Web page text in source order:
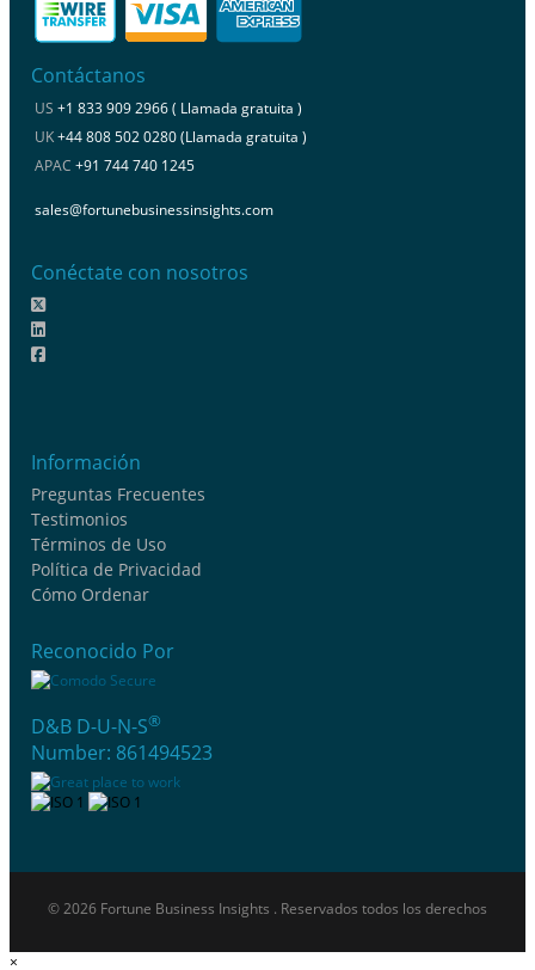
Contáctanos
US +1 833 909 2966 ( Llamada gratuita )
UK+44 808 502 0280 (Llamada gratuita )
APAC +91 744 740 1245
sales@fortunebusinessinsights.com
Conéctate con nosotros
Información
Preguntas Frecuentes
Testimonios
Términos de Uso
Política de Privacidad
Cómo Ordenar
Reconocido Por
D&B D-U-N-S®
Number: 861494523
© 2026 Fortune Business Insights . Reservados todos los derechos
×